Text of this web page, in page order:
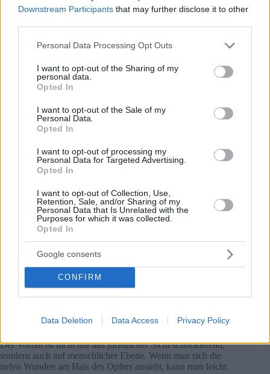
Downstream Participants that may further disclose it to other
Please note that this website/app uses one or more Google
not limited to your visit or usage behaviour. You may click to
grant or deny consent to Google and its third-party tags to
use your data for below specified purposes in below Google
consent section.
Personal Data Processing Opt Outs
I want to opt-out of the Sharing of my
personal data.
Opted In
I want to opt-out of the Sale of my
Personal Data.
Opted In
I want to opt-out of processing my
Personal Data for Targeted Advertising.
Opted In
I want to opt-out of Collection, Use,
Retention, Sale, and/or Sharing of my
Personal Data that Is Unrelated with the
Purposes for which it was collected.
Opted In
Google consents
CONFIRM
Data Deletion Data Access Privacy Policy
Das Opfer der Messerstecherei, Batdorj Bayarsambuu. Foto:
Der Hauptverdächtige bei der Messerstecherei in Debrecen
angeklagt. Er befindet sich derzeit in Untersuchungshaft und
wartet auf sein Gerichtsverfahren. In der Zwischenzeit soll
der verletzte Mann Ungarn bereits verlassen haben und in die
Mongolei zurückgekehrt sein.
Rechtsexperten sagten gegenüber der ungarischen Presse,
dass dies nicht unbedingt den Fortgang des Verfahrens
verhindern würde, da der Prozess auch in seiner Abwesenheit
und der Mongolei ein Auslieferungsabkommen, so dass die
Behörden bei Bedarf seine Überstellung beantragen könnten.
haben soll, einen Terroranschlag zu verüben (
Bleibende Narben von einem brutalen Anschlag
Der Vorfall ist nicht nur aus juristischer Sicht schockierend,
sondern auch auf menschlicher Ebene. Wenn man sich die
tiefen Wunden am Hals des Opfers ansieht, kann man leicht